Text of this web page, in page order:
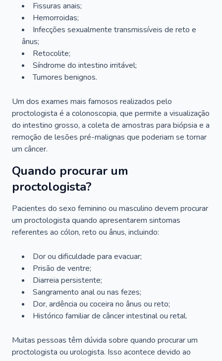
Fissuras anais;
Hemorroidas;
Infecções sexualmente transmissíveis de reto e
ânus;
Retocolite;
Síndrome do intestino irritável;
Tumores benignos.
Um dos exames mais famosos realizados pelo
proctologista é a colonoscopia, que permite a visualização
do intestino grosso, a coleta de amostras para biópsia e a
remoção de lesões pré-malignas que poderiam se tornar
um câncer.
Quando procurar um
proctologista?
Pacientes do sexo feminino ou masculino devem procurar
um proctologista quando apresentarem sintomas
referentes ao cólon, reto ou ânus, incluindo:
Dor ou dificuldade para evacuar;
Prisão de ventre;
Diarreia persistente;
Sangramento anal ou nas fezes;
Dor, ardência ou coceira no ânus ou reto;
Histórico familiar de câncer intestinal ou retal.
Muitas pessoas têm dúvida sobre quando procurar um
proctologista ou urologista. Isso acontece devido ao